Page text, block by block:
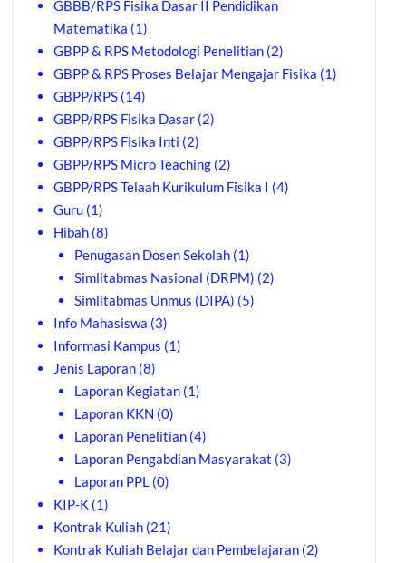
GBBB/RPS Fisika Dasar II Pendidikan
Matematika (1)
GBPP & RPS Metodologi Penelitian (2)
GBPP & RPS Proses Belajar Mengajar Fisika (1)
GBPP/RPS (14)
GBPP/RPS Fisika Dasar (2)
GBPP/RPS Fisika Inti (2)
GBPP/RPS Micro Teaching (2)
GBPP/RPS Telaah Kurikulum Fisika I (4)
Guru (1)
Hibah (8)
Penugasan Dosen Sekolah(1)
Simlitabmas Nasional (DRPM) (2)
Simlitabmas Unmus (DIPA) (5)
Info Mahasiswa (3)
Informasi Kampus (1)
Jenis Laporan (8)
Laporan Kegiatan(1)
Laporan KKN (0)
Laporan Penelitian(4)
Laporan Pengabdian Masyarakat (3)
Laporan PPL(0)
KIP-K (1)
Kontrak Kuliah (21)
Kontrak Kuliah Belajar dan Pembelajaran (2)